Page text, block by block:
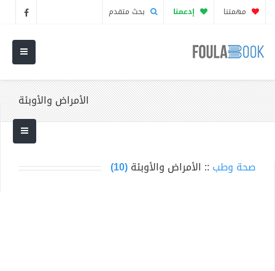
مهمتنا إدعمنا بحث متقدم
الأمراض والأوبئة
صحة وطب :: الأمراض والأوبئة(10)